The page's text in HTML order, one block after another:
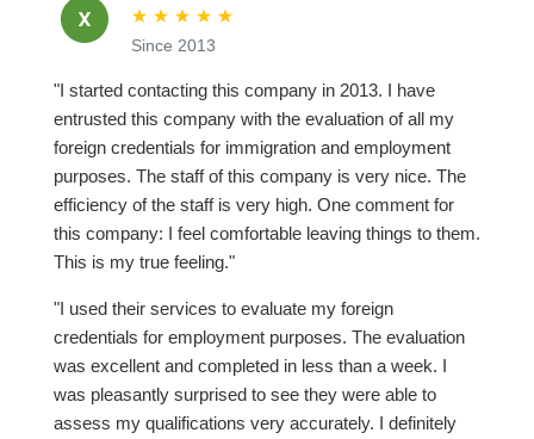
★ ★ ★ ★ ★
Since 2013
"I started contacting this company in 2013. I have
entrusted this company with the evaluation of all my
foreign credentials for immigration and employment
purposes. The staff of this company is very nice. The
efficiency of the staff is very high. One comment for
this company: I feel comfortable leaving things to them.
This is my true feeling."
"I used their services to evaluate my foreign
credentials for employment purposes. The evaluation
was excellent and completed in less than a week. I
was pleasantly surprised to see they were able to
assess my qualifications very accurately. I definitely